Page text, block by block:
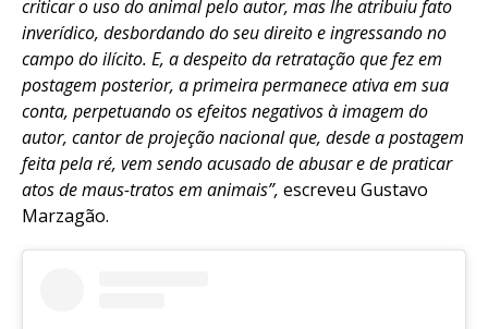
criticar o uso do animal pelo autor, mas lhe atribuiu fato
inverídico, desbordando do seu direito e ingressando no
campo do ilícito. E, a despeito da retratação que fez em
postagem posterior, a primeira permanece ativa em sua
conta, perpetuando os efeitos negativos à imagem do
autor, cantor de projeção nacional que, desde a postagem
feita pela ré, vem sendo acusado de abusar e de praticar
atos de maus-tratos em animais”, escreveu Gustavo
Marzagão.